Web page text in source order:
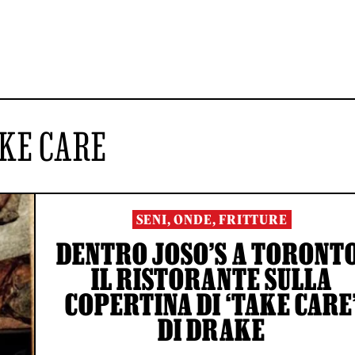
CARE
SENI, ONDE, FRITTURE
DENTRO JOSO’S A
IL RISTORANTE SULLA
COPERTINA DI ‘TAKE
DI DRAKE